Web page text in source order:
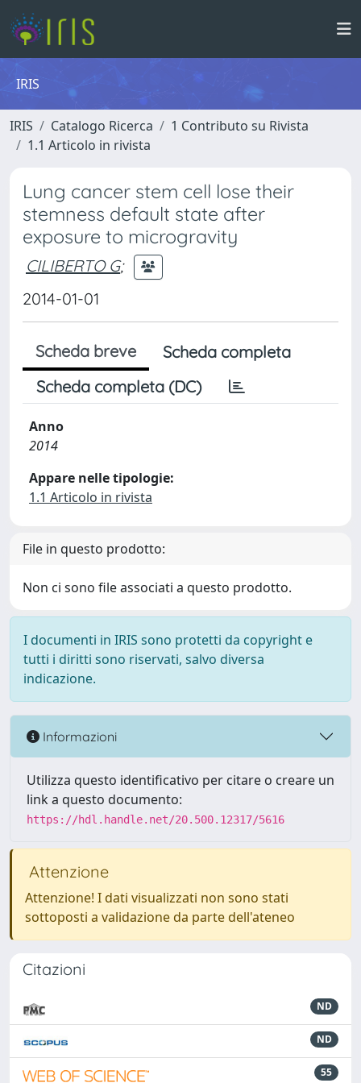
IRIS
IRIS Catalogo Ricerca
1 Contributo su Rivista
1.1 Articolo in rivista
Lung cancer stem cell lose their
stemness default state after
exposure to microgravity
CILIBERTO G;
2014-01-01
Scheda breve
Scheda completa
Scheda completa (DC)
Anno
2014
Appare nelle tipologie:
1.1 Articolo in rivista
File in questo prodotto:
Non ci sono file associati a questo prodotto.
I documenti in IRIS sono protetti da copyright e
tutti i diritti sono riservati, salvo diversa
indicazione.
Informazioni
Utilizza questo identificativo per citare o creare un
link a questo documento:
https://hdl.handle.net/20.500.12317/5616
Attenzione
Attenzione! I dati visualizzati non sono stati
sottoposti a validazione da parte dell'ateneo
Citazioni
ND
ND
55